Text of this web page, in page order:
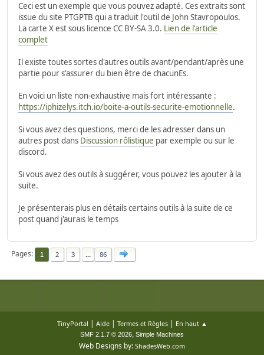
Ceci est un exemple que vous pouvez adapté. Ces extraits sont
issue du site PTGPTB qui a traduit l'outil de John Stavropoulos.
La carte X est sous licence CC BY-SA 3.0. Lien de l'article
complet
Il existe toutes sortes d'autres outils avant/pendant/après une
partie pour s'assurer du bien être de chacunEs.
En voici un liste non-exhaustive mais fort intéressante :
https://iphizelys.itch.io/boite-a-outils-securite-emotionnelle.
Si vous avez des questions, merci de les adresser dans un
autres post dans Discussion rôlistique par exemple ou sur le
discord.
Si vous avez des outils à suggérer, vous pouvez les ajouter à la
suite.
Je présenterais plus en détails certains outils à la suite de ce
post quand j'aurais le temps
Pages 1 2 3 ... 86
TinyPortal | Aide| Termes et Règles| En haut ▲
SMF 2.1.7 © 2026, Simple Machines
Web Designs by: ShadesWeb.com